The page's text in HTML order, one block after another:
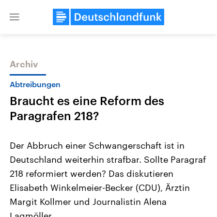
Close
Themen
Landtagswahl Sachsen-Anhalt
2026
Alle Informationen
Sachsen-Anhalt wählt am 6.
September 2026 einen neuen
Landtag. Seit 2021 wird das
Bundesland von einer Koalition aus
USA
Aktuelle Beiträge,
Hintergründe
Wirtschaftlich und
gehören die Vereinigten
den mächtigsten Ländern
Archiv
Abtreibungen
Braucht es eine Reform des
Paragrafen 218?
Der Abbruch einer Schwangerschaft ist in
Deutschland weiterhin strafbar. Sollte Paragraf
218 reformiert werden? Das diskutieren
Elisabeth Winkelmeier-Becker (CDU), Ärztin
Margit Kollmer und Journalistin Alena